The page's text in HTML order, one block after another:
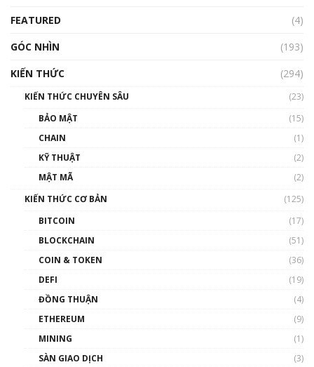
FEATURED
(4)
GÓC NHÌN
(193)
KIẾN THỨC
(294)
KIẾN THỨC CHUYÊN SÂU
(23)
BẢO MẬT
(15)
CHAIN
(1)
KỸ THUẬT
(2)
MẬT MÃ
(2)
KIẾN THỨC CƠ BẢN
(125)
BITCOIN
(17)
BLOCKCHAIN
(51)
COIN & TOKEN
(36)
DEFI
(19)
ĐỒNG THUẬN
(4)
ETHEREUM
(9)
MINING
(1)
SÀN GIAO DỊCH
(3)